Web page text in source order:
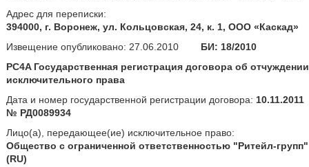
Адрес для переписки:
394000, г. Воронеж, ул. Кольцовская, 24, к. 1, ООО «Каскад»
Извещение опубликовано: 27.06.2010 БИ: 18/2010
PC4A Государственная регистрация договора об отчуждении
исключительного права
Дата и номер государственной регистрации договора: 10.11.2011
№ РД0089934
Лицо(а), передающее(ие) исключительное право:
Общество с ограниченной ответственностью "Ритейл-групп"
(RU)